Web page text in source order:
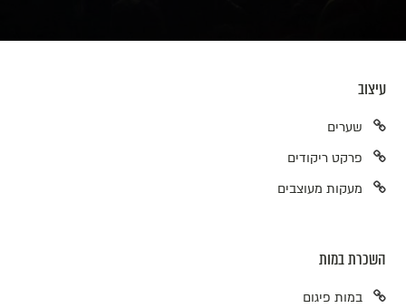
עיצוב
שערים
פרקט ריקודים
מעקות מעוצבים
השכרת במות
במות פיגום